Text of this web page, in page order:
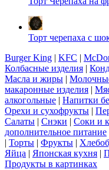
Торт черепаха с
Burger King | KFC |
Колбасные изделия |
Масла и жиры |
макаронные изделия |
алкогольные | Напитки
Орехи и сухофрукты |
Салаты | Снэки | Соки и
дополнительное питание
| Торты | Фрукты |
Яйца | Японская кухня |
Продукты в картинках